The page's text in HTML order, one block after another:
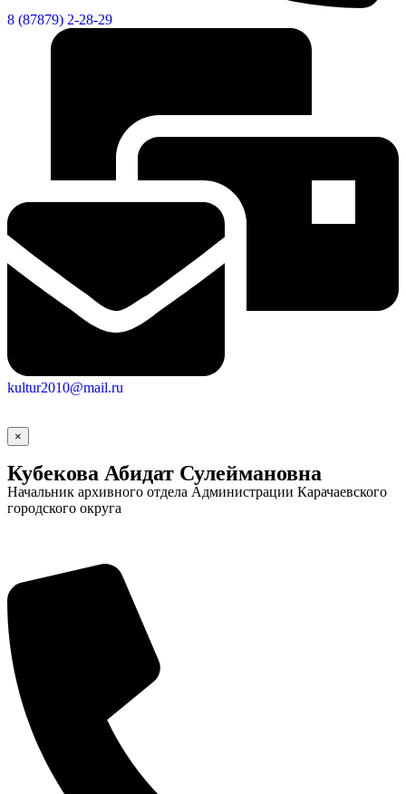
Виртуальная
код кластера
камера
8 (87879) 2-28-29
kultur2010@mail.ru
×
Кубекова Абидат Сулеймановна
Начальник архивного отдела Администрации Карачаевского
городского округа